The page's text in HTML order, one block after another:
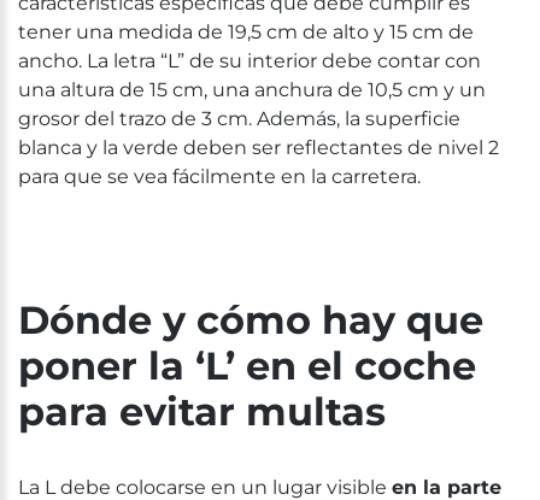
tener una medida de 19,5 cm de alto y 15 cm de
ancho. La letra “L” de su interior debe contar con
una altura de 15 cm, una anchura de 10,5 cm y un
grosor del trazo de 3 cm. Además, la superficie
blanca y la verde deben ser reflectantes de nivel 2
para que se vea fácilmente en la carretera.
Dónde y cómo hay que
poner la ‘L’ en el coche
para evitar multas
La L debe colocarse en un lugar visible en la parte